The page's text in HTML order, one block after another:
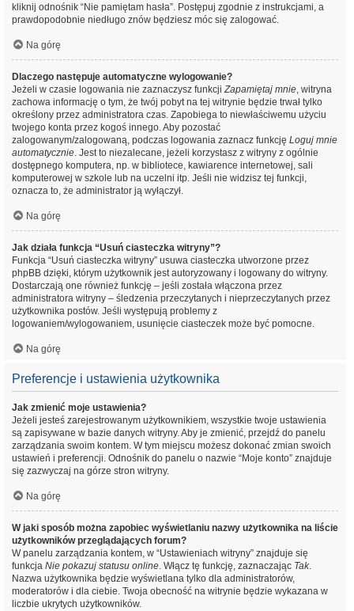
kliknij odnośnik “Nie pamiętam hasła”. Postępuj zgodnie z instrukcjami, a
prawdopodobnie niedługo znów będziesz móc się zalogować.
Na górę
Dlaczego następuje automatyczne wylogowanie?
Jeżeli w czasie logowania nie zaznaczysz funkcjiZapamiętaj mnie, witryna
zachowa informację o tym, że twój pobyt na tej witrynie będzie trwał tylko
określony przez administratora czas. Zapobiega to niewłaściwemu użyciu
twojego konta przez kogoś innego. Aby pozostać
zalogowanym/zalogowaną, podczas logowania zaznacz funkcję Loguj mnie
automatycznie. Jest to niezalecane, jeżeli korzystasz z witryny z ogólnie
dostępnego komputera, np. w bibliotece, kawiarence internetowej, sali
komputerowej w szkole lub na uczelni itp. Jeśli nie widzisz tej funkcji,
oznacza to, że administrator ją wyłączył.
Na górę
Jak działa funkcja “Usuń ciasteczka witryny”?
Funkcja “Usuń ciasteczka witryny” usuwa ciasteczka utworzone przez
phpBB dzięki, którym użytkownik jest autoryzowany i logowany do witryny.
Dostarczają one również funkcję – jeśli została włączona przez
administratora witryny – śledzenia przeczytanych i nieprzeczytanych przez
użytkownika postów. Jeśli występują problemy z
logowaniem/wylogowaniem, usunięcie ciasteczek może być pomocne.
Na górę
Preferencje i ustawienia użytkownika
Jak zmienić moje ustawienia?
Jeżeli jesteś zarejestrowanym użytkownikiem, wszystkie twoje ustawienia
są zapisywane w bazie danych witryny. Aby je zmienić, przejdź do panelu
zarządzania swoim kontem. W tym miejscu możesz dokonać zmian swoich
ustawień i preferencji. Odnośnik do panelu o nazwie “Moje konto” znajduje
się zazwyczaj na górze stron witryny.
Na górę
W jaki sposób można zapobiec wyświetlaniu nazwy użytkownika na liście
użytkowników przeglądających forum?
W panelu zarządzania kontem, w “Ustawieniach witryny” znajduje się
funkcja Nie pokazuj statusu online. Włącz tę funkcję, zaznaczając Tak.
Nazwa użytkownika będzie wyświetlana tylko dla administratorów,
moderatorów i dla ciebie. Twoja obecność na witrynie będzie wykazana w
liczbie ukrytych użytkowników.